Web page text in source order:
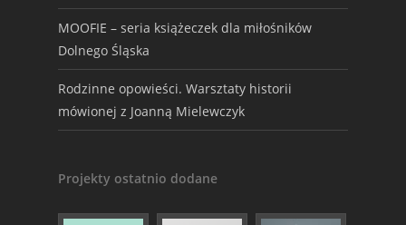
MOOFIE – seria książeczek dla miłośników
Dolnego Śląska
Rodzinne opowieści. Warsztaty historii
mówionej z Joanną Mielewczyk
Projekty ostatnio dodane